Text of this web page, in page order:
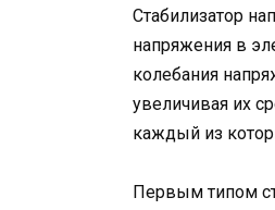
Стабилизатор
напряжения в
колебания
увеличивая их
каждый из
Первым типом